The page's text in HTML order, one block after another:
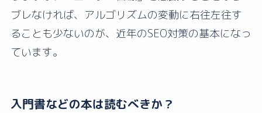
ブレなければ、アルゴリズムの変動に右往左往す
ることも少ないのが、近年のSEO対策の基本になっ
ています。
入門書などの本は読むべきか？